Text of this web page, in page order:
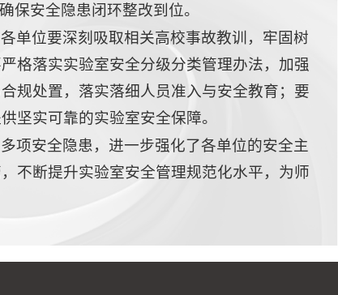
保安全隐患闭环整改到位。
单位要深刻吸取相关高校事故教训，牢固树
格落实实验室安全分级分类管理办法，加强
规处置，落实落细人员准入与安全教育；要
坚实可靠的实验室安全保障。
项安全隐患，进一步强化了各单位的安全主
不断提升实验室安全管理规范化水平，为师